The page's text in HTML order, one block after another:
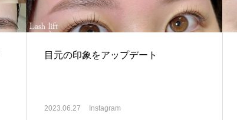
目元の印象をアップデート
2023.06.27 Instagram